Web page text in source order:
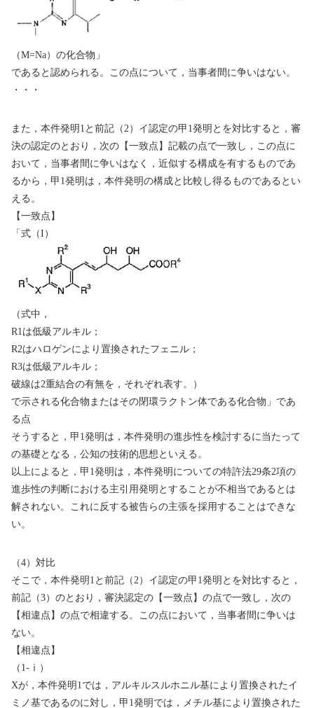
（M=Na）の化合物」
であると認められる。この点について，当事者間に争いはない。
・・・
また，本件発明 1 と前記（2）イ認定の甲 1発明とを対比すると，審
決の認定のとおり，次の【一致点】記載の点で一致し，この点に
おいて，当事者間に争いはなく，近似する構成を有するものであ
るから，甲 1発明は，本件発明の構成と比較し得るものであるとい
える。
【一致点】
「式（I ）
（式中，
R1は低級アルキル；
R2はハロゲンにより置換されたフェニル；
R3は低級アルキル；
破線は2重結合の有無を，それぞれ表す。）
で示される化合物またはその閉環ラクトン体である化合物」であ
る点
そうすると，甲 1発明は，本件発明の進歩性を検討するに当たって
の基礎となる，公知の技術的思想といえる。
以上によると，甲 1発明は，本件発明についての特許法29条2項の
進歩性の判断における主引用発明とすることが不相当であるとは
解されない。これに反する被告らの主張を採用することはできな
い。
（4）対比
そこで，本件発明 1 と前記（2）イ認定の甲 1発明とを対比すると，
前記（3）のとおり，審決認定の【一致点】の点で一致し，次の
【相違点】の点で相違する。この点において，当事者間に争いは
ない。
【相違点】
（ 1- ⅰ ）
Xが，本件発明 1では，アルキルスルホニル基により置換されたイ
ミノ基であるのに対し，甲 1発明では，メチル基により置換された